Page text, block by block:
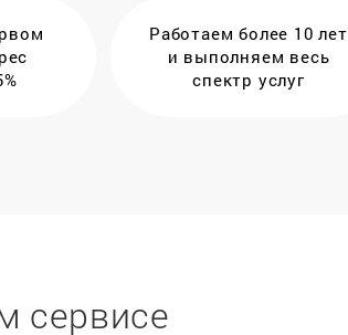
Работаем более 10 лет
и выполняем весь
спектр услуг
сервисе